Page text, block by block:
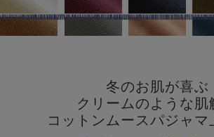
冬のお肌が喜ぶ
クリームのような肌
コットンムースパジャマ